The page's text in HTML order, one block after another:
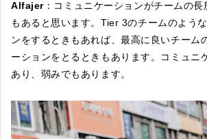
Alfajer：コミュニケーションがチームの長
もあると思います。Tier 3のチームのよう
ンをするときもあれば、最高に良いチーム
ーションをとるときもあります。コミュニ
あり、弱みでもあります。